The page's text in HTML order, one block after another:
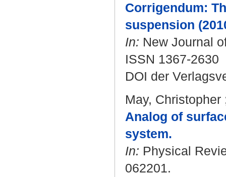
Corrigendum:
suspension
In: New Journal
ISSN 1367-2630
DOI der
May, Christopher
Analog of
system.
In: Physical
062201.